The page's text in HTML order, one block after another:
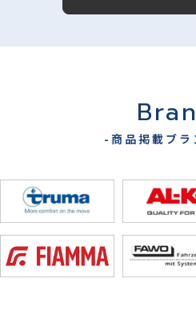
-商品掲載ブラ